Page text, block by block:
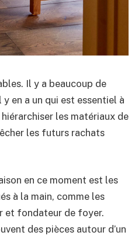
Il y a beaucoup de
en a un qui est essentiel à
les matériaux de
les futurs rachats
en ce moment est les
à la main, comme les
et fondateur de foyer.
des pièces autour d’un